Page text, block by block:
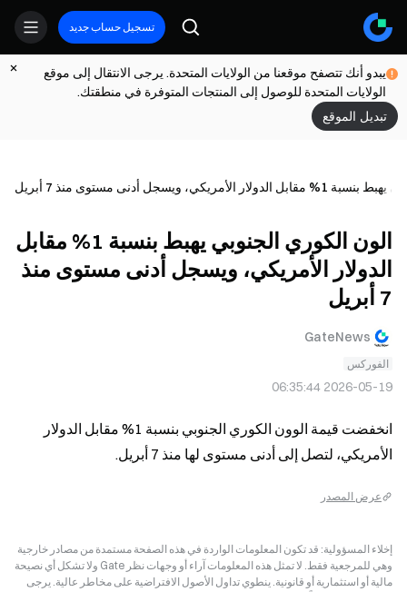
تسجيل حساب جديد
يبدو أنك تتصفح موقعنا من الولايات المتحدة. يرجى الانتقال إلى موقع
الولايات المتحدة للوصول إلى المنتجات المتوفرة في منطقتك.
تبديل الموقع
ويسجل أدنى مستوى منذ 7 أبريل
الون الكوري الجنوبي يهبط بنسبة 1% مقابل
الدولار الأمريكي، ويسجل أدنى مستوى منذ
7 أبريل
GateNews
الفوركس
2026-05-19 06:35:44
الأمريكي، لتصل إلى أدنى مستوى لها منذ 7 أبريل.
عرض المصدر
إخلاء المسؤولية: قد تكون المعلومات الواردة في هذه الصفحة مستمدة من مصادر خارجية
وهي للمرجعية فقط. لا تمثل هذه المعلومات آراء أو وجهات نظر Gate ولا تشكل أي نصيحة
مالية أو استثمارية أو قانونية. ينطوي تداول الأصول الافتراضية على مخاطر عالية. يرجى